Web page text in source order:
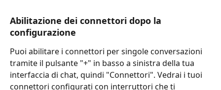
Abilitazione dei connettori dopo la
configurazione
Puoi abilitare i connettori per singole conversazioni
tramite il pulsante "+" in basso a sinistra della tua
interfaccia di chat, quindi "Connettori". Vedrai i tuoi
connettori configurati con interruttori che ti